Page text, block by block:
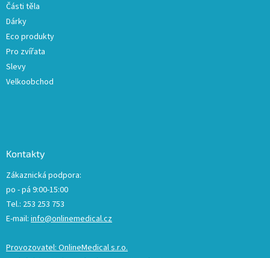
Části těla
Dárky
Eco produkty
Pro zvířata
Slevy
Velkoobchod
Kontakty
Zákaznická podpora:
po - pá 9:00-15:00
Tel.: 253 253 753
E-mail: info@onlinemedical.cz
Provozovatel: OnlineMedical s.r.o.